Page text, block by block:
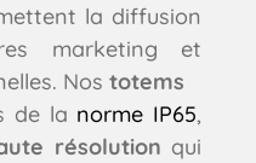
la diffusion
marketing et
Nos totems
de la norme IP65,
résolution qui